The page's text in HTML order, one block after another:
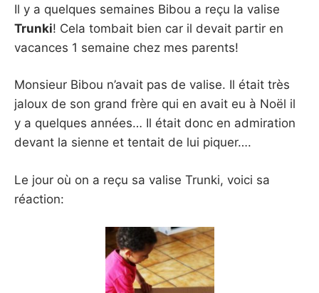
Il y a quelques semaines Bibou a reçu la valise
Trunki! Cela tombait bien car il devait partir en
vacances 1 semaine chez mes parents!
Monsieur Bibou n’avait pas de valise. Il était très
jaloux de son grand frère qui en avait eu à Noël il
y a quelques années… Il était donc en admiration
devant la sienne et tentait de lui piquer….
Le jour où on a reçu sa valise Trunki, voici sa
réaction: